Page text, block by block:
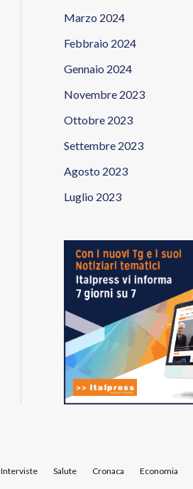
Marzo 2024
Febbraio 2024
Gennaio 2024
Novembre 2023
Ottobre 2023
Settembre 2023
Agosto 2023
Luglio 2023
Interviste Salute Cronaca Economia